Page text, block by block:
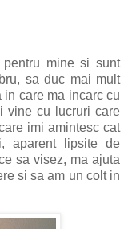
pentru mine si sunt
sa duc mai mult
in care ma incarc cu
vine cu lucruri care
imi amintesc cat
aparent lipsite de
sa visez, ma ajuta
si sa am un colt in